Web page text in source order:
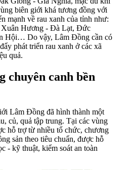
biên giới khá tương đồng với
mạnh về rau xanh của tỉnh như:
Hương - Đà Lạt, Đức
Hội… Do vậy, Lâm Đồng cần có
phát triển rau xanh ở các xã
quả.
chuyên canh bền
Lâm Đồng đã hình thành một
củ, quả tập trung. Tại các vùng
hỗ trợ từ nhiều tổ chức, chương
sản theo tiêu chuẩn, được hỗ
- kỹ thuật, kiểm soát an toàn